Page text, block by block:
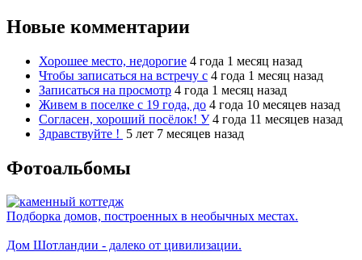
Новые комментарии
Хорошее место, недорогие 4 года 1 месяц назад
Чтобы записаться на встречу с 4 года 1 месяц назад
Записаться на просмотр 4 года 1 месяц назад
Живем в поселке с 19 года, до 4 года 10 месяцев назад
Согласен, хороший посёлок! У 4 года 11 месяцев назад
Здравствуйте ! 5 лет 7 месяцев назад
Фотоальбомы
Подборка домов, построенных в необычных местах.
Дом Шотландии - далеко от цивилизации.